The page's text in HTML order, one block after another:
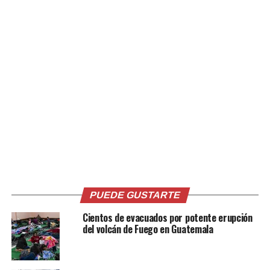
Relacionado
PUEDE GUSTARTE
Cientos de evacuados por potente erupción
del volcán de Fuego en Guatemala